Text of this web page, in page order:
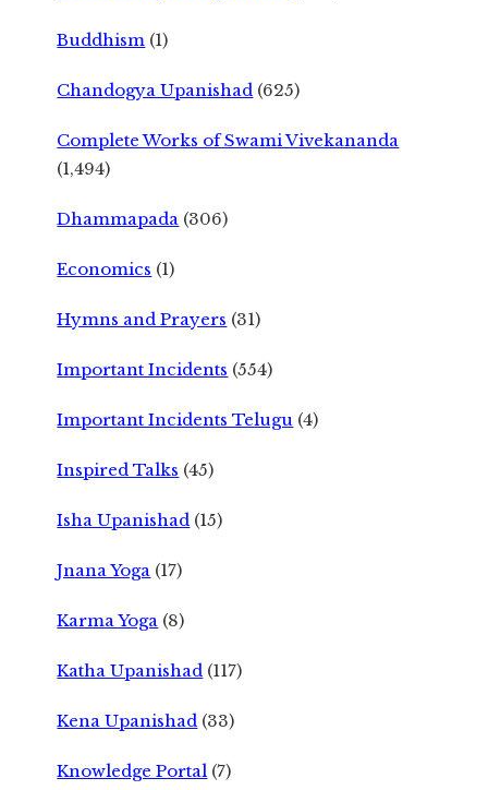
Buddhism (1)
Chandogya Upanishad (625)
Complete Works of Swami Vivekananda
(1,494)
Dhammapada (306)
Economics (1)
Hymns and Prayers (31)
Important Incidents (554)
Important Incidents Telugu (4)
Inspired Talks (45)
Isha Upanishad (15)
Jnana Yoga (17)
Karma Yoga (8)
Katha Upanishad (117)
Kena Upanishad (33)
Knowledge Portal (7)